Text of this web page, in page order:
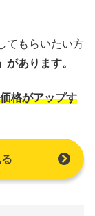
てもらいたい方
」があります。
格がアップす